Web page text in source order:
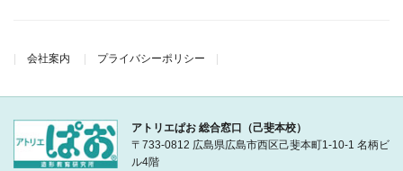
会社案内 プライバシーポリシー
アトリエぱお 総合窓口（己斐本校）
〒733-0812 広島県広島市西区己斐本町1-10-1 名柄ビ
ル4階